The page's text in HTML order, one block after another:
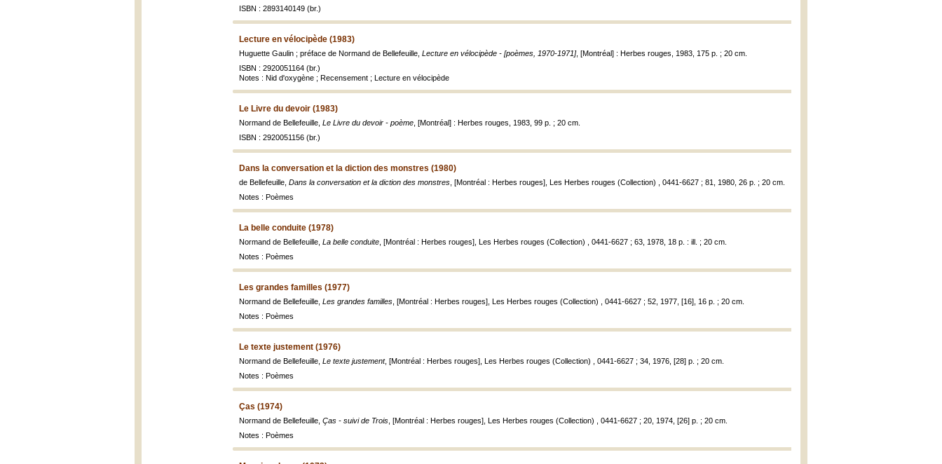
ISBN : 2893140149 (br.)
Lecture en vélocipède (1983)
Huguette Gaulin ; préface de Normand de Bellefeuille, Lecture en vélocipède - [poèmes, 1970-1971], [Montréal] : Herbes rouges, 1983, 175 p. ; 20 cm.
ISBN : 2920051164 (br.)
Notes : Nid d'oxygène ; Recensement ; Lecture en vélocipède
Le Livre du devoir (1983)
Normand de Bellefeuille, Le Livre du devoir - poème , [Montréal] : Herbes rouges, 1983, 99 p. ; 20 cm.
ISBN : 2920051156 (br.)
Dans la conversation et la diction des monstres (1980)
de Bellefeuille, Dans la conversation et la diction des monstres , [Montréal : Herbes rouges], Les Herbes rouges (Collection) , 0441-6627 ; 81, 1980, 26 p. ; 20 cm.
Notes : Poèmes
La belle conduite (1978)
Normand de Bellefeuille, La belle conduite , [Montréal : Herbes rouges], Les Herbes rouges (Collection) , 0441-6627 ; 63, 1978, 18 p. : ill. ; 20 cm.
Notes : Poèmes
Les grandes familles (1977)
Normand de Bellefeuille, Les grandes familles , [Montréal : Herbes rouges], Les Herbes rouges (Collection) , 0441-6627 ; 52, 1977, [16], 16 p. ; 20 cm.
Notes : Poèmes
Le texte justement (1976)
Normand de Bellefeuille, Le texte justement, [Montréal : Herbes rouges], Les Herbes rouges (Collection) , 0441-6627 ; 34, 1976, [28] p. ; 20 cm.
Notes : Poèmes
Ças (1974)
Normand de Bellefeuille, Ças - suivi de Trois , [Montréal : Herbes rouges], Les Herbes rouges (Collection) , 0441-6627 ; 20, 1974, [26] p. ; 20 cm.
Notes : Poèmes